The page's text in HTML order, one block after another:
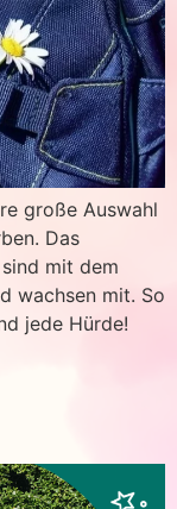
große Auswahl
Das
mit dem
wachsen mit. So
jede Hürde!